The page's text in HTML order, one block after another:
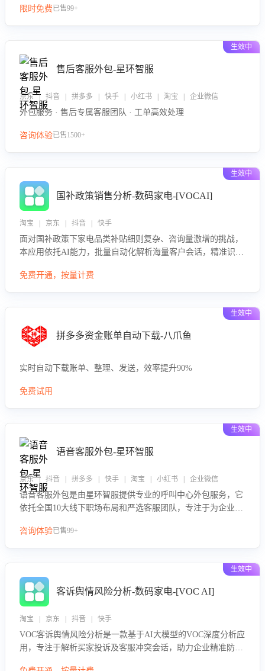
限时免费已售99+
生效中
售后客服外包-星环智服
京东 | 抖音 | 拼多多 | 快手 | 小红书 | 淘宝 | 企业微信
外包服务 · 售后专属客服团队 · 工单高效处理
咨询体验已售1500+
生效中
国补政策销售分析-数码家电-[VOCAI]
淘宝 | 京东 | 抖音 | 快手
面对国补政策下家电品类补贴细则复杂、咨询量激增的挑战，
本应用依托AI能力，批量自动化解析海量客户会话，精准识别
向，深度洞察决策动因。同时全面评估客服团队政策解读准确
免费开通，按量计费
生效中
拼多多资金账单自动下载-八爪鱼
实时自动下载账单、整理、发送，效率提升90%
免费试用
生效中
语音客服外包-星环智服
京东 | 抖音 | 拼多多 | 快手 | 淘宝 | 小红书 | 企业微信
语音客服外包是由星环智服提供专业的呼叫中心外包服务，它
依托全国10大线下职场布局和严选客服团队，专注于为企业提
队和智能工具提升语音客服服务效率和质量，帮助企业实现降
咨询体验已售99+
生效中
客诉舆情风险分析-数码家电-[VOC AI]
淘宝 | 京东 | 抖音 | 快手
VOC客诉舆情风险分析是一款基于AI大模型的VOC深度分析应
用，专注于解析买家投诉及客服冲突会话，助力企业精准防控